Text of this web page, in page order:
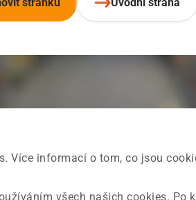
Více informací o tom, co jsou
všech našich cookies. Po